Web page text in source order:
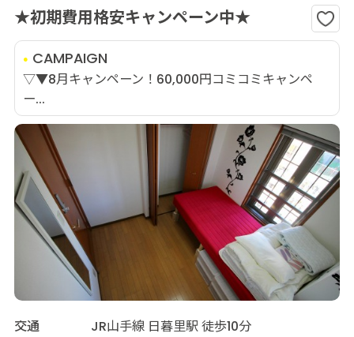
★初期費用格安キャンペーン中★
CAMPAIGN
▽▼8月キャンペーン！60,000円コミコミキャンペ
ー...
交通
JR山手線 日暮里駅 徒歩10分